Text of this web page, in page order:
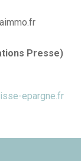
Presse)
epargne.fr